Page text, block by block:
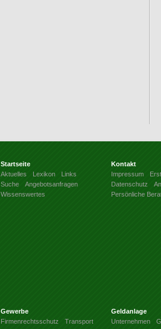
Startseite
Aktuelles
Lexikon
Links
Suche
Angebotsanfragen
Wissenswertes
Kontakt
Impressum
Datenschutz
Persönliche
Gewerbe
Firmenrechtsschutz
Transport
Geldanlage
Unternehmen